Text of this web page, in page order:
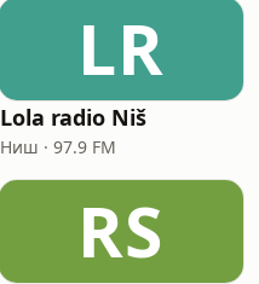
LR
Lola radio Niš
Ниш · 97.9 FM
RS